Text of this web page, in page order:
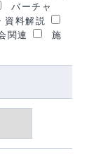
バーチャ
資料解説
関連
施